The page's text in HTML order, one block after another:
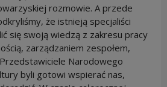
rozmowie. A przede
że istnieją specjaliści
się swoją wiedzą z zakresu pracy
zarządzaniem zespołem,
Narodowego
byli gotowi wspierać nas,